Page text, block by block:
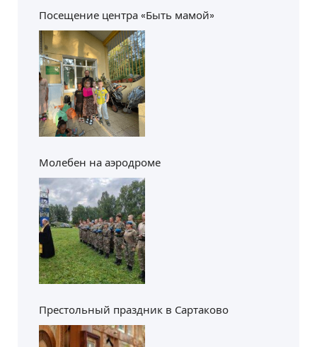
Посещение центра «Быть мамой»
Молебен на аэродроме
Престольный праздник в Сартаково